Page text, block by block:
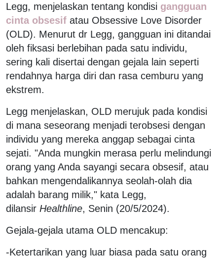
Legg, menjelaskan tentang kondisi gangguan
cinta obsesif atau Obsessive Love Disorder
(OLD). Menurut dr Legg, gangguan ini ditandai
oleh fiksasi berlebihan pada satu individu,
sering kali disertai dengan gejala lain seperti
rendahnya harga diri dan rasa cemburu yang
ekstrem.
Legg menjelaskan, OLD merujuk pada kondisi
di mana seseorang menjadi terobsesi dengan
individu yang mereka anggap sebagai cinta
sejati. "Anda mungkin merasa perlu melindungi
orang yang Anda sayangi secara obsesif, atau
bahkan mengendalikannya seolah-olah dia
adalah barang milik," kata Legg,
dilansir Healthline, Senin (20/5/2024).
Gejala-gejala utama OLD mencakup:
-Ketertarikan yang luar biasa pada satu orang